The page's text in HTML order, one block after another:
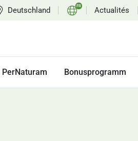
Deutschland FR Actualités
PerNaturam Bonusprogramm